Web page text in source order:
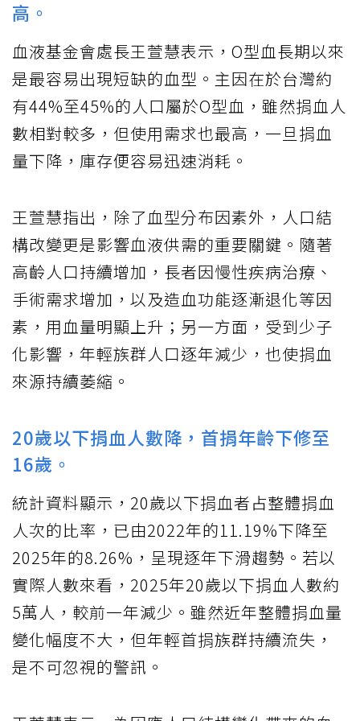
高。
血液基金會處長王萱慧表示，O型血長期以來
是最容易出現短缺的血型。主因在於台灣約
有44%至45%的人口屬於O型血，雖然捐血人
數相對較多，但使用需求也最高，一旦捐血
量下降，庫存便容易迅速消耗。
王萱慧指出，除了血型分布因素外，人口結
構改變更是影響血液供需的重要關鍵。隨著
高齡人口持續增加，長者因慢性疾病治療、
手術需求增加，以及造血功能逐漸退化等因
素，用血量明顯上升；另一方面，受到少子
化影響，年輕族群人口逐年減少，也使捐血
來源持續萎縮。
20歲以下捐血人數降，首捐年齡下修至
16歲。
統計資料顯示，20歲以下捐血者占整體捐血
人次的比率，已由2022年的11.19%下降至
2025年的8.26%，呈現逐年下滑趨勢。若以
實際人數來看，2025年20歲以下捐血人數約
5萬人，較前一年減少。雖然近年整體捐血量
變化幅度不大，但年輕首捐族群持續流失，
是不可忽視的警訊。